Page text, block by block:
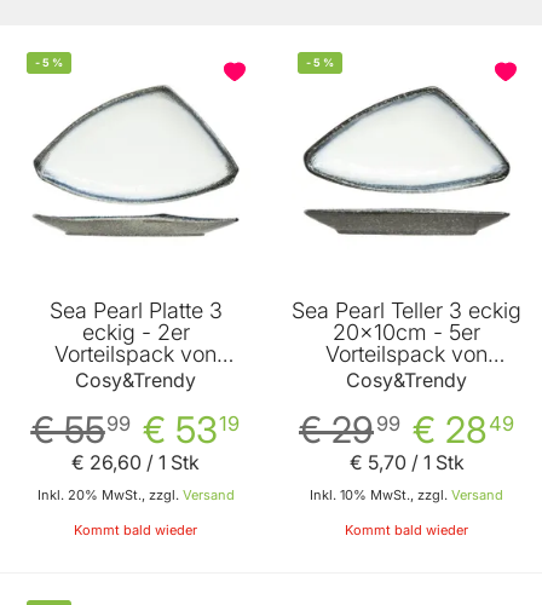
-5 %
Sea Pearl Platte 3
eckig - 2er
Vorteilspack von
Cosy&Trendy
Cosy&Trendy
€ 5319
€ 5599
Inkl. 20% MwSt., zzgl. Versand
€ 26,60 / 1 Stk
Kommt bald wieder
-5 %
Sea Pearl Teller 3 eckig
20x10cm - 5er
Vorteilspack von
Cosy&Trendy
Cosy&Trendy
€ 2849
€ 2999
Inkl. 10% MwSt., zzgl. Versand
€ 5,70/ 1 Stk
Kommt bald wieder